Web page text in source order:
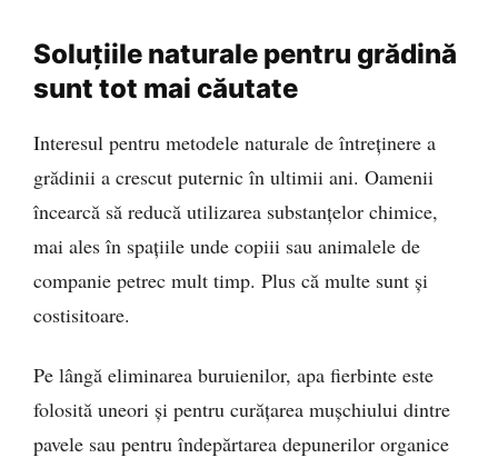
Soluțiile naturale pentru grădină
sunt tot mai căutate
Interesul pentru metodele naturale de întreținere a
grădinii a crescut puternic în ultimii ani. Oamenii
încearcă să reducă utilizarea substanțelor chimice,
mai ales în spațiile unde copiii sau animalele de
companie petrec mult timp. Plus că multe sunt și
costisitoare.
Pe lângă eliminarea buruienilor, apa fierbinte este
folosită uneori și pentru curățarea mușchiului dintre
pavele sau pentru îndepărtarea depunerilor organice